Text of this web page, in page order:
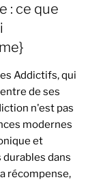
: ce que
Addictifs, qui
de ses
n'est pas
modernes
et
dans
récompense,